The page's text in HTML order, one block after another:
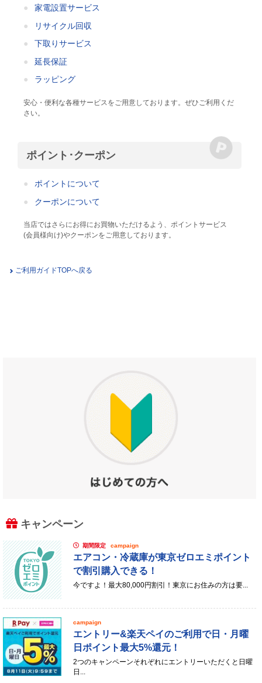
家電設置サービス
リサイクル回収
下取りサービス
延長保証
ラッピング
安心・便利な各種サービスをご用意しております。ぜひご利用くだ
さい。
ポイント･クーポン
ポイントについて
クーポンについて
当店ではさらにお得にお買物いただけるよう、ポイントサービス
(会員様向け)やクーポンをご用意しております。
ご利用ガイドTOPへ戻る
キャンペーン
期間限定 campaign
エアコン・冷蔵庫が東京ゼロエミポイント
で割引購入できる！
今ですよ！最大80,000円割引！東京にお住みの方は要...
campaign
エントリー&楽天ペイのご利用で日・月曜
日ポイント最大5%還元！
2つのキャンペーンそれぞれにエントリーいただくと日曜
日...